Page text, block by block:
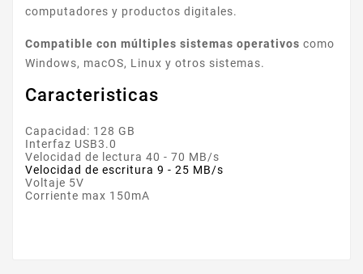
computadores y productos digitales.
Compatible con múltiples sistemas operativos como
Windows, macOS, Linux y otros sistemas.
Caracteristicas
Capacidad: 128 GB
Interfaz USB3.0
Velocidad de lectura 40 - 70 MB/s
Velocidad de escritura 9 - 25 MB/s
Voltaje 5V
Corriente max 150mA